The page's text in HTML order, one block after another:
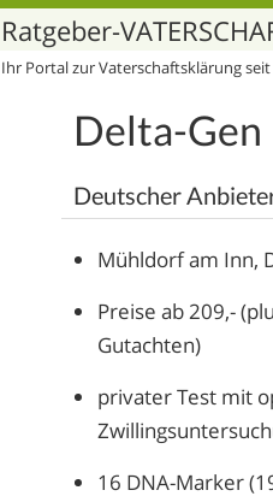
Ratgeber-
Ihr Portal zur Vaterschaftsklärung
Delta-Gen
Deutscher
Mühldorf am Inn,
Preise ab 209,-
Gutachten)
privater Test mit
16 DNA-Marker